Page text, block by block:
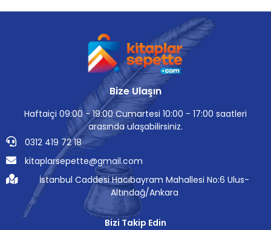
Bize Ulaşın
Haftaiçi 09:00 - 19:00 Cumartesi 10:00 - 17:00 saatleri
arasında ulaşabilirsiniz.
0312 419 72 18
kitaplarsepette@gmail.com
İstanbul Caddesi Hacıbayram Mahallesi No:6 Ulus-
Altındağ/Ankara
Bizi Takip Edin